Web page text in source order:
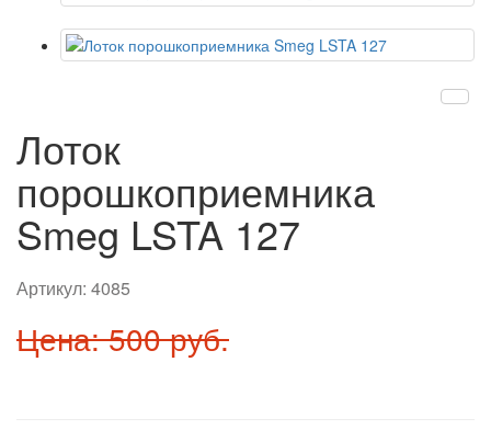
Лоток
порошкоприемника
Smeg LSTA 127
Артикул: 4085
Цена: 500 руб.